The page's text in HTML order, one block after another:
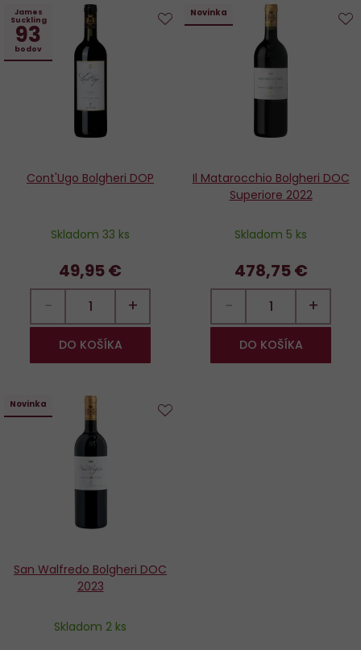
James
Suckling
93
bodov
Cont'Ugo Bolgheri DOP
Skladom 33 ks
49,95 €
− +
DO KOŠÍKA
Novinka
Il Matarocchio Bolgheri DOC
Superiore 2022
Skladom 5 ks
478,75 €
− +
DO KOŠÍKA
Novinka
San Walfredo Bolgheri DOC
2023
Skladom 2 ks